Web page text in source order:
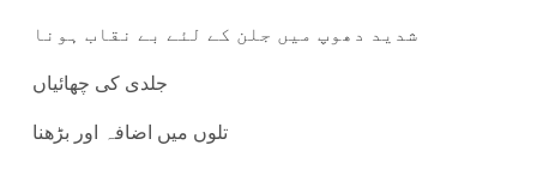
شدید دھوپ میں جلن کے لئے بے نقاب ہونا
جلدی کی چھائیاں
تلوں میں اضافہ اور بڑھنا